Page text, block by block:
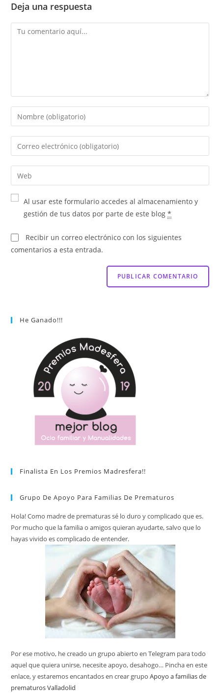
Deja una respuesta
Al usar este formulario accedes al almacenamiento y
gestión de tus datos por parte de este blog*
Recibir un correo electrónico con los siguientes
comentarios a esta entrada.
He Ganado!!!
Finalista En Los Premios Madresfera!!
Grupo De Apoyo Para Familias De Prematuros
Hola! Como madre de prematuras sé lo duro y complicado que es.
Por mucho que la familia o amigos quieran ayudarte, salvo que lo
hayas vivido es complicado de entender.
Por ese motivo, he creado un grupo abierto en Telegram para todo
aquel que quiera unirse, necesite apoyo, desahogo… Pincha en este
enlace, y estaremos encantados en crear grupoApoyo a familias de
prematuros Valladolid